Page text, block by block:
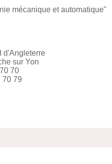
mécanique et automatique"
d'Angleterre
sur Yon
70
70 79